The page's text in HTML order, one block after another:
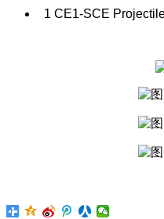
1 CE1-SCE